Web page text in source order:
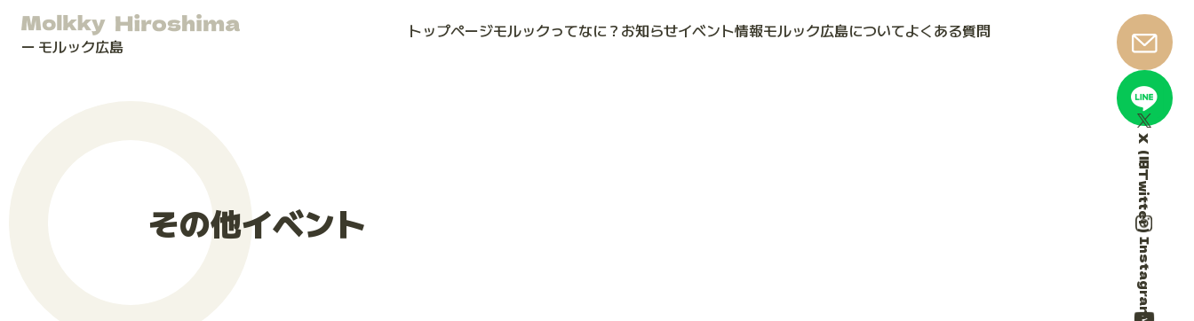
モルック広島
トップページモルックってなに？ お知らせイベント情報モルック広島についてよくある質問
X（旧Twitter）
Instagram
その他イベント